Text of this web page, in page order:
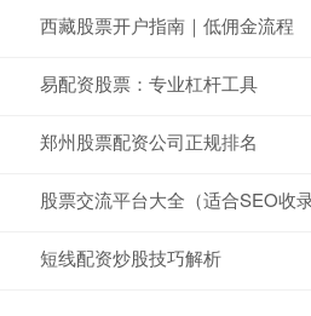
西藏股票开户指南｜低佣金流程
易配资股票：专业杠杆工具
郑州股票配资公司正规排名
股票交流平台大全（适合SEO收
短线配资炒股技巧解析